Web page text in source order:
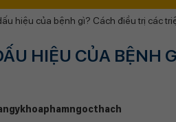
hiệu của bệnh gì? Cách điều trị các
HIỆU CỦA BỆNH